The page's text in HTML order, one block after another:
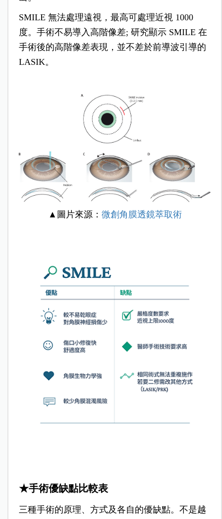
SMILE 無法處理遠視，最高可處理近視 1000
度。手術不易導入高階像差; 研究顯示 SMILE 在
手術後的高階像差表現，並不差於前導波引導的
LASIK。
▲圖片來源： 微創角膜透鏡萃取術
★手術優缺點比較表
三種手術的原理、方式及各自的優缺點。不是越